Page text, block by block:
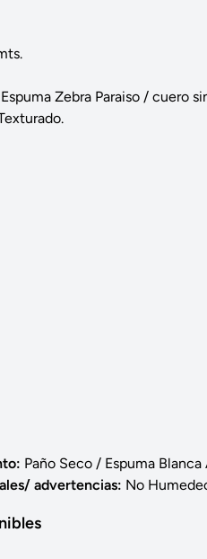
Zebra Paraiso / cuero
Paño Seco / Espuma Blanca
advertencias: No